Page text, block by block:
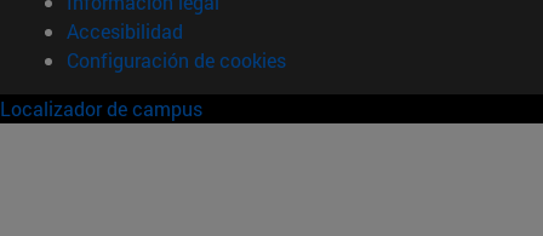
Accesibilidad
Configuración de cookies
Localizador de campus